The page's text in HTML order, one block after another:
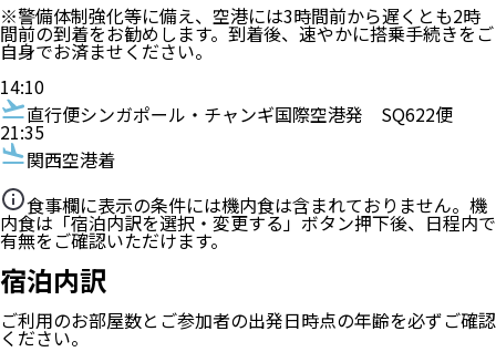
※警備体制強化等に備え、空港には3時間前から遅くとも2時
間前の到着をお勧めします。到着後、速やかに搭乗手続きをご
自身でお済ませください。
14:10
直行便シンガポール・チャンギ国際空港発 SQ622便
21:35
関西空港着
食事欄に表示の条件には機内食は含まれておりません。機
内食は「宿泊内訳を選択・変更する」ボタン押下後、日程内で
有無をご確認いただけます。
宿泊内訳
ご利用のお部屋数とご参加者の出発日時点の年齢を必ずご確認
ください。